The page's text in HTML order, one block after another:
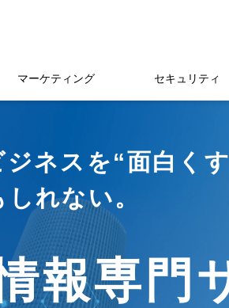
マーケティング セキュリティ
ジネスを“面白く
れない。
報専門